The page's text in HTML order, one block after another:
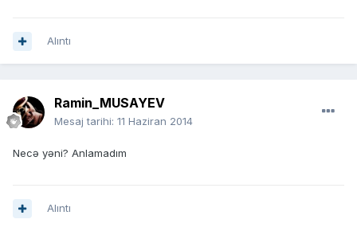
Alıntı
Ramin_MUSAYEV
Mesaj tarihi: 11 Haziran 2014
Necə yəni? Anlamadım
Alıntı